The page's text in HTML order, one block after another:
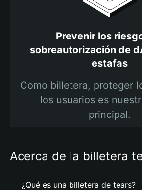
Prevenir los
sobreautorización de
estafas
Como billetera, proteger
los usuarios es
principal.
Acerca de la billetera
¿Qué es una billetera de tears?